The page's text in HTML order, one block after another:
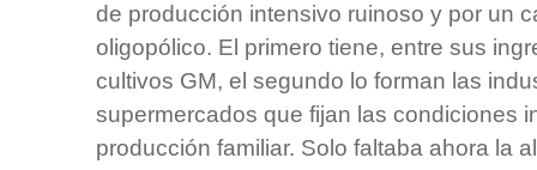
de producción intensivo ruinoso y por un
oligopólico. El primero tiene, entre sus
cultivos GM, el segundo lo forman las
supermercados que fijan las condiciones
producción familiar. Solo faltaba ahora la